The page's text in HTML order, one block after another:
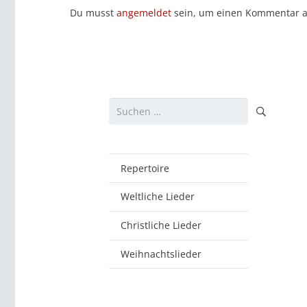
Du musst angemeldet sein, um einen Kommentar
Suchen
Repertoire
Weltliche Lieder
Christliche Lieder
Weihnachtslieder